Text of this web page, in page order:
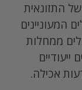
התזונאית
המעוניינים
ממחלות
אכילה.